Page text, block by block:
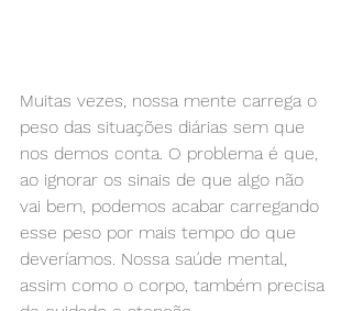
Muitas vezes, nossa mente carrega o
peso das situações diárias sem que
nos demos conta. O problema é que,
ao ignorar os sinais de que algo não
vai bem, podemos acabar carregando
esse peso por mais tempo do que
deveríamos. Nossa saúde mental,
assim como o corpo, também precisa